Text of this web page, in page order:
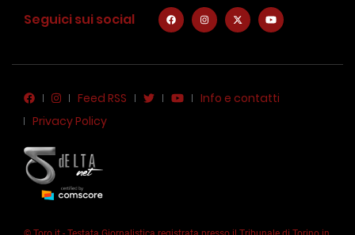
Seguici sui social
Feed RSS
Info e contatti
Privacy Policy